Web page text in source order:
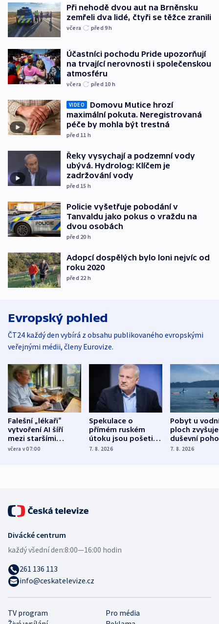
Při nehodě dvou aut na Brněnsku
zemřeli dva lidé, čtyři se těžce zranili
včera před 9h
Účastníci pochodu Pride upozorňují
na trvající nerovnosti i společenskou
atmosféru
včera před 10 h
VIDEO
Domovu Mutice hrozí
maximální pokuta. Neregistrovaná
péče by mohla být trestná
před 11 h
Řeky vysychají a podzemní vody
ubývá. Hydrolog: Klíčem je
zadržování vody
před 15 h
Policie vyšetřuje pobodání v
Tanvaldu jako pokus o vraždu na
dvou osobách
před 20 h
Adopcí dospělých bylo loni nejvíc od
roku 2020
před 22 h
Evropský pohled
ČT24 každý den vybírá z obsahu publikovaného evropskými
veřejnými médii, členy Eurovize.
Falešní „lékaři“
vytvoření AI šíří
mezi staršími
Poláky nebezpečné
včera v 07:00
Spekulace o
přímém ruském
útoku jsou pošetilé,
míní estonský
7. 8. 2026
Pobyt u
ploch zvyšuje
duševní
ukázala
7. 8. 2026
TV program
Pro média
Divácké centrum
každý všední den:8:00—16:00 hodin
261 136 113
info@ceskatelevize.cz